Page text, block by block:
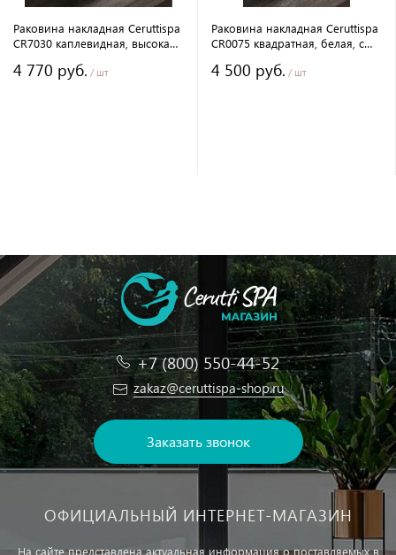
Раковина накладная Ceruttispa
CR7030 каплевидная, высокая,
4 770 руб. / шт
Раковина накладная Ceruttispa
CR0075 квадратная, белая, с
40х40х12 см
4 500 руб. / шт
+7 (800) 550-44-52
zakaz@ceruttispa-shop.ru
Заказать звонок
ОФИЦИАЛЬНЫЙ ИНТЕРНЕТ-МАГАЗИН
На сайте представлена актуальная информация о поставляемых в